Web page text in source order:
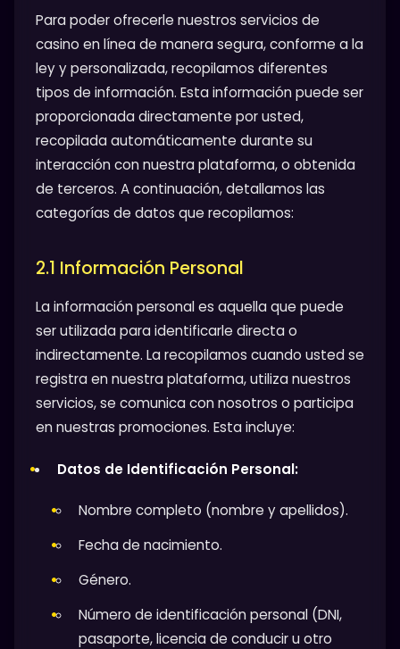
Para poder ofrecerle nuestros servicios de
casino en línea de manera segura, conforme a la
ley y personalizada, recopilamos diferentes
tipos de información. Esta información puede ser
proporcionada directamente por usted,
recopilada automáticamente durante su
interacción con nuestra plataforma, o obtenida
de terceros. A continuación, detallamos las
categorías de datos que recopilamos:
2.1 Información Personal
La información personal es aquella que puede
ser utilizada para identificarle directa o
indirectamente. La recopilamos cuando usted se
registra en nuestra plataforma, utiliza nuestros
servicios, se comunica con nosotros o participa
en nuestras promociones. Esta incluye:
Datos de Identificación Personal:
Nombre completo (nombre y apellidos).
Fecha de nacimiento.
Género.
Número de identificación personal (DNI,
pasaporte, licencia de conducir u otro